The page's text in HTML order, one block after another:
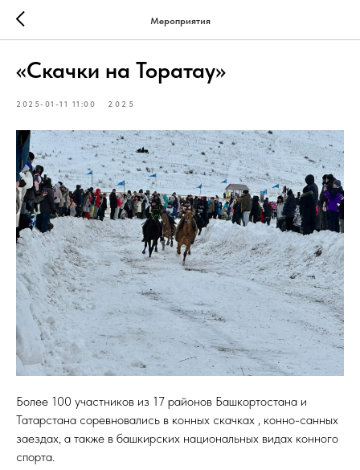
Мероприятия
«Скачки на Торатау»
2025-01-11 11:00 2025
Более 100 участников из 17 районов Башкортостана и
Татарстана соревновались в конных скачках , конно-санных
заездах, а также в башкирских национальных видах конного
спорта.